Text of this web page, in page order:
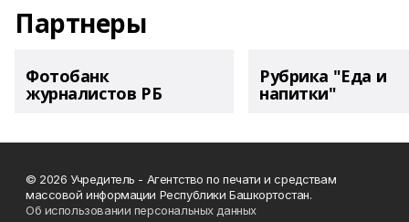
Партнеры
Фотобанк
журналистов РБ
Рубрика "Еда и
напитки"
© 2026 Учредитель - Агентство по печати и средствам
массовой информации Республики Башкортостан.
Об использовании персональных данных